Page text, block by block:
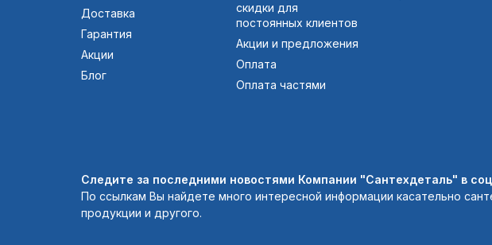
Доставка
Гарантия
Акции
Блог
скидки для
постоянных клиентов
Акции и предложения
Оплата
Оплата частями
Следите за последними новостями Компании "Сантехдеталь" в
По ссылкам Вы найдете много интересной информации касательно
продукции и другого.